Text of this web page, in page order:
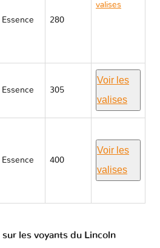
Essence 280
valises
Essence 305
Voir les
valises
Essence 400
Voir les
valises
les voyants du Lincoln